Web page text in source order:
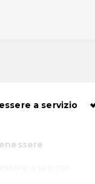
a servizio